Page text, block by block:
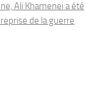
Ali Khamenei a été
de la guerre